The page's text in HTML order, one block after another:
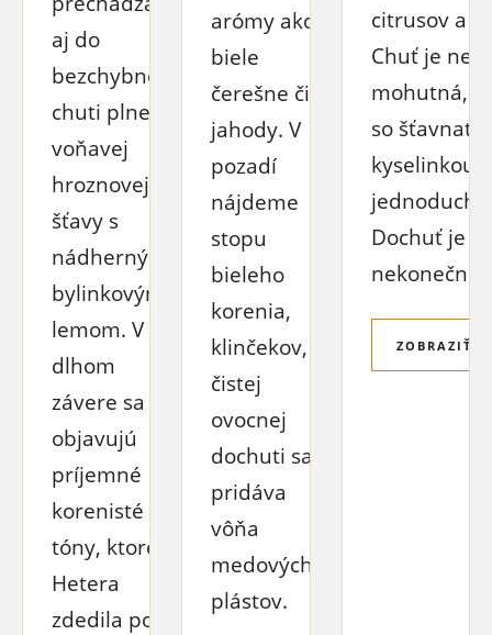
aj do
bezchybnej
chuti plnej,
voňavej
hroznovej
šťavy s
nádherným
bylinkovým
lemom. V
dlhom
závere sa
objavujú
príjemné
korenisté
tóny, ktoré
Hetera
zdedila po
arómy ako
biele
čerešne či
jahody. V
pozadí
nájdeme
stopu
bieleho
korenia,
klinčekov, k
čistej
ovocnej
dochuti sa
pridáva
vôňa
medových
plástov.
citrusov a
Chuť je
mohutná,
so
kyselinkou
Dochuť je
nekonečne
ZOBRAZIŤ